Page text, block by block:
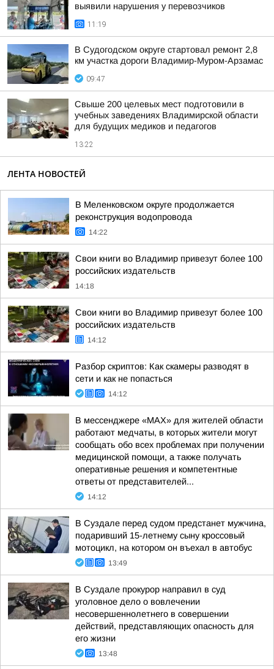
выявили нарушения у перевозчиков
11:19
В Судогодском округе стартовал ремонт 2,8
км участка дороги Владимир-Муром-Арзамас
09:47
Свыше 200 целевых мест подготовили в
учебных заведениях Владимирской области
для будущих медиков и педагогов
13:22
ЛЕНТА НОВОСТЕЙ
В Меленковском округе продолжается
реконструкция водопровода
14:22
Свои книги во Владимир привезут более 100
российских издательств
14:18
Свои книги во Владимир привезут более 100
российских издательств
14:12
Разбор скриптов: Как скамеры разводят в
сети и как не попасться
14:12
В мессенджере «MAX» для жителей области
работают медчаты, в которых жители могут
сообщать обо всех проблемах при получении
медицинской помощи, а также получать
оперативные решения и компетентные
ответы от представителей...
14:12
В Суздале перед судом предстанет мужчина,
подаривший 15-летнему сыну кроссовый
мотоцикл, на котором он въехал в автобус
13:49
В Суздале прокурор направил в суд
уголовное дело о вовлечении
несовершеннолетнего в совершении
действий, представляющих опасность для
его жизни
13:48